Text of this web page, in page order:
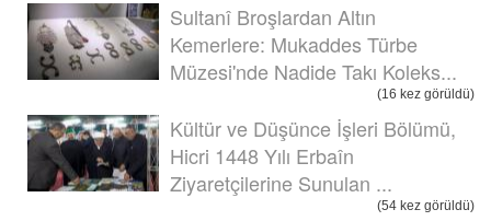
Sultanî Broşlardan Altın
Kemerlere: Mukaddes Türbe
Müzesi'nde Nadide Takı Koleks...
(16 kez görüldü)
Kültür ve Düşünce İşleri Bölümü,
Hicri 1448 Yılı Erbaîn
Ziyaretçilerine Sunulan ...
(54 kez görüldü)